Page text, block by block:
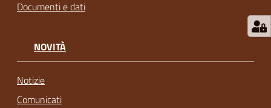
Documenti e dati
NOVITÀ
Notizie
Comunicati